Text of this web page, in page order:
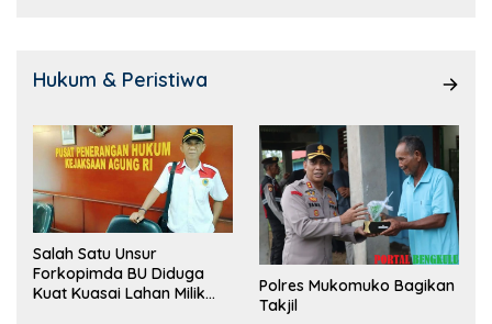
Hukum & Peristiwa
Salah Satu Unsur
Forkopimda BU Diduga
Kuat Kuasai Lahan Milik
Polres Mukomuko Bagikan
Takjil